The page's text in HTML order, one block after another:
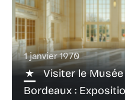
1 janvier 1970
Visiter le
Bordeaux :